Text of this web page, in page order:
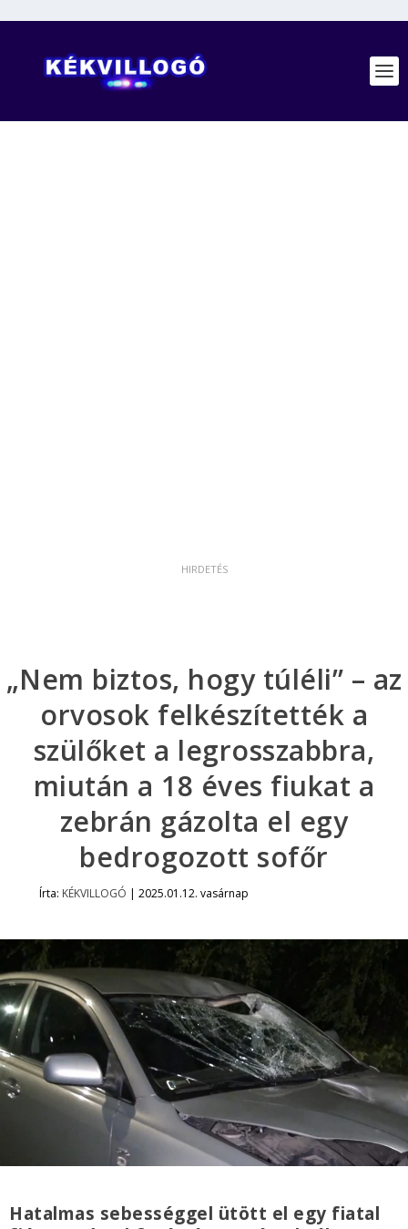
„Nem biztos, hogy túléli” – az
orvosok felkészítették a
szülőket a legrosszabbra,
miután a 18 éves fiukat a
zebrán gázolta el egy
bedrogozott sofőr
Írta: KÉKVILLOGÓ | 2025.01.12. vasárnap
Hatalmas sebességgel ütött el egy fiatal